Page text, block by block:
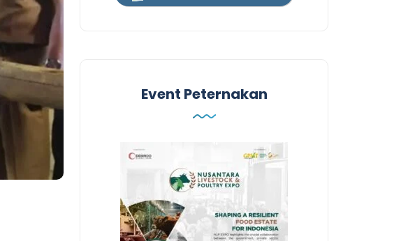
Event Peternakan